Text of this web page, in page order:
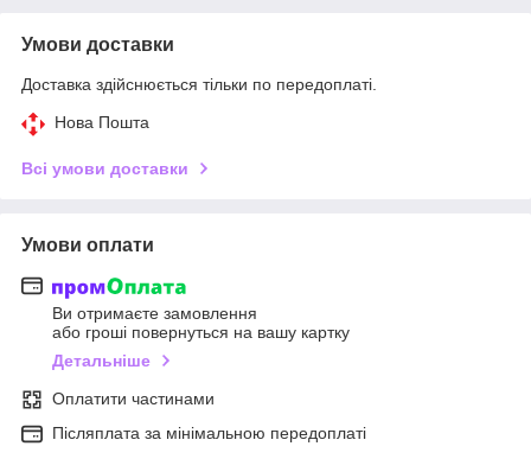
Умови доставки
Доставка здійснюється тільки по передоплаті.
Нова Пошта
Всі умови доставки
Умови оплати
Ви отримаєте замовлення
або гроші повернуться на вашу картку
Детальніше
Оплатити частинами
Післяплата за мінімальною передоплаті